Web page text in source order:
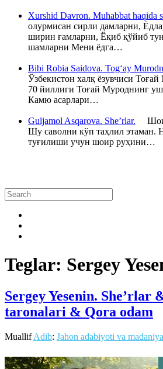
Xurshid Davron. Muhabbat haqida
олурмисан сирли дамларни,
ширин ғамларни, Ёқиб қўйиб
шамларни Мени ёдга…
Bibi Robia Saidova. Tog‘ay
Ўзбекистон халқ ёзувчиси
70 йиллиги Тоғай Муроднинг
Камю асарлари…
Guljamol Asqarova. She’rlar.
Шу саволни кўп таҳлил этаман.
туғилиши учун шоир руҳини…
Teglar: Sergey
Sergey Yesenin. She’rlar
taronalari & Qora odam
MuallifAdib: Jahon adabiyoti va